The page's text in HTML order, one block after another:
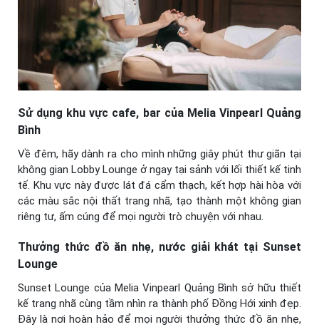
Sử dụng khu vực cafe, bar của Melia Vinpearl Quảng
Bình
Về đêm, hãy dành ra cho mình những giây phút thư giãn tại
không gian Lobby Lounge ở ngay tại sảnh với lối thiết kế tinh
tế. Khu vực này được lát đá cẩm thạch, kết hợp hài hòa với
các màu sắc nội thất trang nhã, tạo thành một không gian
riêng tư, ấm cúng để mọi người trò chuyện với nhau.
Thưởng thức đồ ăn nhẹ, nước giải khát tại Sunset
Lounge
Sunset Lounge của Melia Vinpearl Quảng Bình sở hữu thiết
kế trang nhã cùng tầm nhìn ra thành phố Đồng Hới xinh đẹp.
Đây là nơi hoàn hảo để mọi người thưởng thức đồ ăn nhẹ,